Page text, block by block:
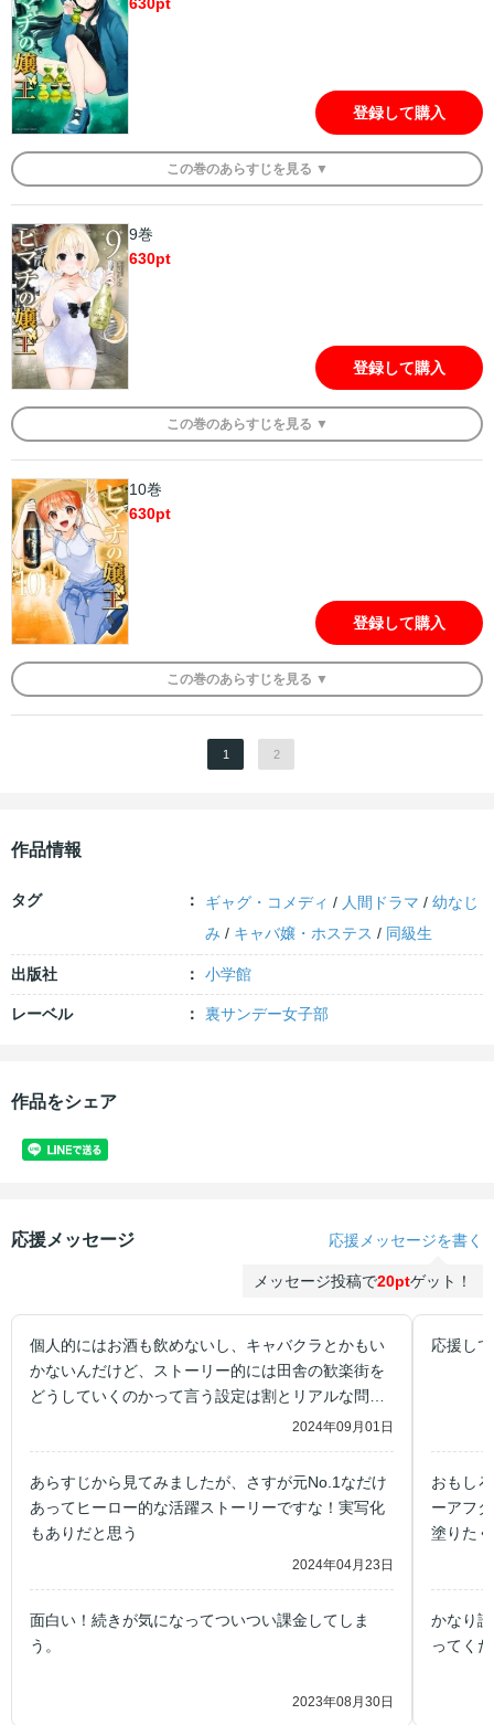
630pt
登録して購入
この巻のあらすじを 見る ▼
9巻
630pt
登録して購入
この巻のあらすじを 見る ▼
10巻
630pt
登録して購入
この巻のあらすじを 見る ▼
1 2
作品情報
タグ ギャグ・コメディ / 人間ドラマ /幼なじ
み / キャバ嬢・ホステス / 同級生
出版社 小学館
レーベル 裏サンデー女子部
作品をシェア
応援メッセージ 応援メッセージを書く
メッセージ投稿で20ptゲット！
個人的にはお酒も飲めないし、キャバクラとかもい
かないんだけど、ストーリー的には田舎の歓楽街を
どうしていくのかって言う設定は割とリアルな問題
としてもありそうな話で、 続きを読みたいと思った
2024年09月01日
あらすじから見てみましたが、さすが元No.1なだけ
あってヒーロー的な活躍ストーリーですな！実写化
もありだと思う
2024年04月23日
面白い！続きが気になってついつい課金してしま
う。
2023年08月30日
応援し
おもし
ーアフ
塗りた
かなり
ってく